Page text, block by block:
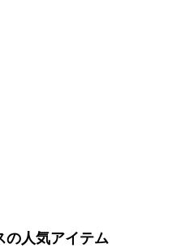
の人気アイテム